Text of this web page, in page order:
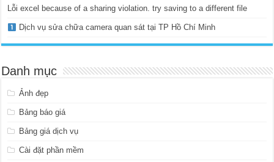
Lỗi excel because of a sharing violation. try saving to a different file
Dịch vụ sửa chữa camera quan sát tại TP Hồ Chí Minh
Danh mục
Ảnh đẹp
Bảng báo giá
Bảng giá dịch vụ
Cài đặt phần mềm